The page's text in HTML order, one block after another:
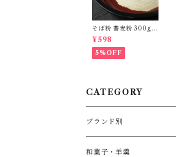
そば粉 蕎麦粉 300g 1
袋 国産 100％ 自家製
粉 無添加 食品 グルメ
粉物 [myn-sbk-01]
¥598
5%OFF
CATEGORY
ブランド別
薄墨羊羹
和菓子・羊羹